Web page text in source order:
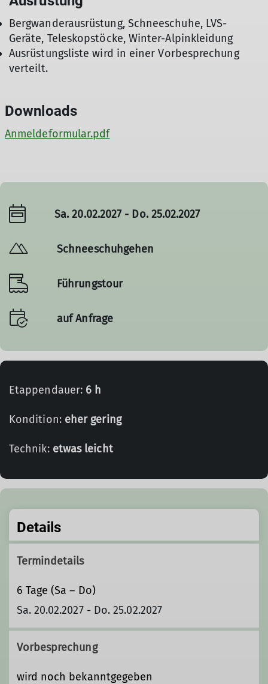
Bergwanderausrüstung, Schneeschuhe, LVS-
Geräte, Teleskopstöcke, Winter-Alpinkleidung
Ausrüstungsliste wird in einer Vorbesprechung
verteilt.
Downloads
Anmeldeformular.pdf
Sa. 20.02.2027 - Do. 25.02.2027
Schneeschuhgehen
Führungstour
auf Anfrage
Etappendauer: 6 h
Kondition: eher gering
Technik: etwas leicht
Details
Termindetails
6 Tage (Sa – Do)
Sa. 20.02.2027 - Do. 25.02.2027
Vorbesprechung
wird noch bekanntgegeben